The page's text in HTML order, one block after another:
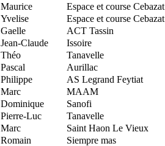
Maurice
Espace et course Cebazat
Yvelise
Espace et course Cebazat
Gaelle
ACT Tassin
Jean-Claude
Issoire
Théo
Tanavelle
Pascal
Aurillac
Philippe
AS Legrand Feytiat
Marc
MAAM
Dominique
Sanofi
Pierre-Luc
Tanavelle
Marc
Saint Haon Le Vieux
Romain
Siempre mas